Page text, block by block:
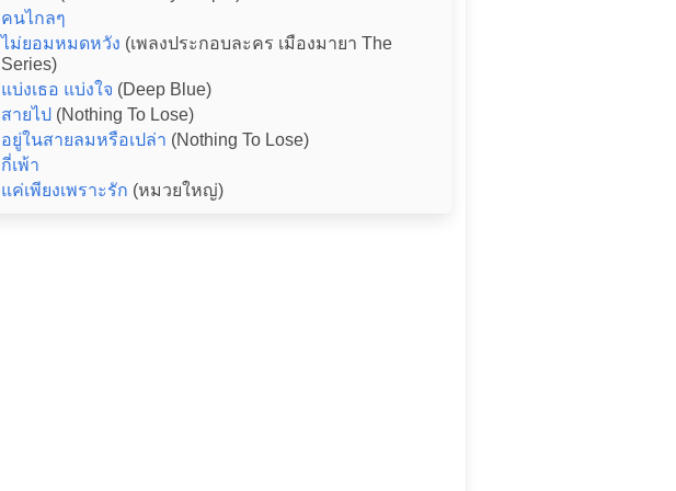
คนไกลๆ
ไม่ยอมหมดหวัง (เพลงประกอบละคร เมืองมายา The
Series)
แบ่งเธอ แบ่งใจ (Deep Blue)
สายไป (Nothing To Lose)
อยู่ในสายลมหรือเปล่า (Nothing To Lose)
กี่เพ้า
แค่เพียงเพราะรัก (หมวยใหญ่)